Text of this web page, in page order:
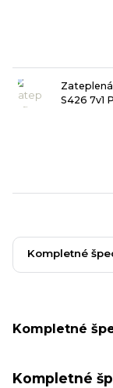
Zateplená
S426 7v1
Kompletné
Kompletné
Kompletné